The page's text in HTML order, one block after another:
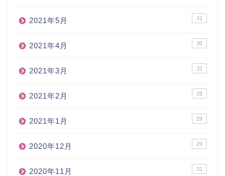
2021年5月 31
2021年4月 30
2021年3月 32
2021年2月 28
2021年1月 29
2020年12月 29
2020年11月 31